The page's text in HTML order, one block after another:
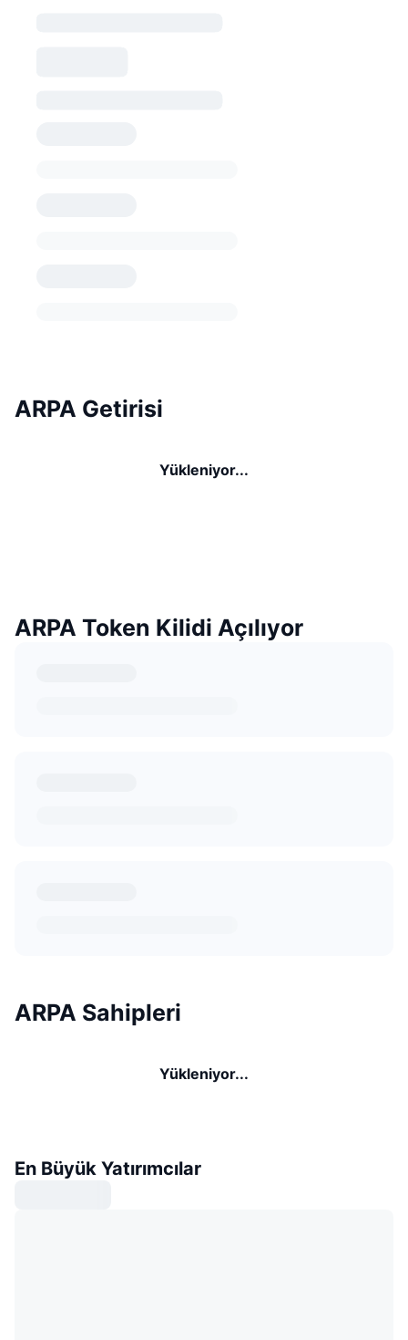
ARPA Getirisi
Yükleniyor...
ARPA Token Kilidi Açılıyor
ARPA Sahipleri
Yükleniyor...
En Büyük Yatırımcılar